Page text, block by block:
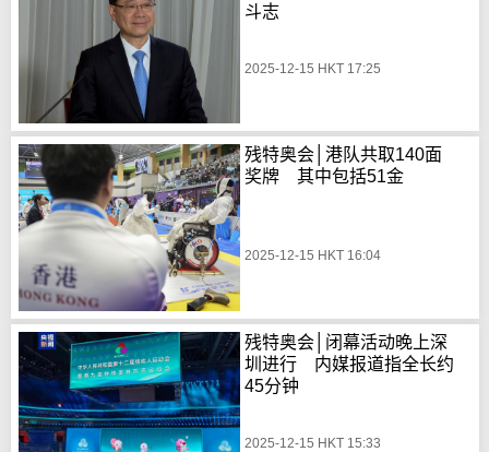
斗志
2025-12-15 HKT 17:25
残特奥会│港队共取140面
奖牌 其中包括51金
2025-12-15 HKT 16:04
残特奥会│闭幕活动晚上深
圳进行 内媒报道指全长约
45分钟
2025-12-15 HKT 15:33